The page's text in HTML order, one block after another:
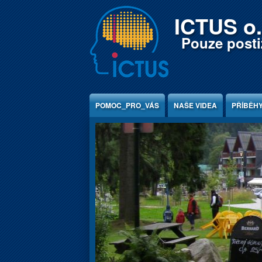
ICTUS
Pouze
POMOC_PRO_VÁS NAŠE VIDEA